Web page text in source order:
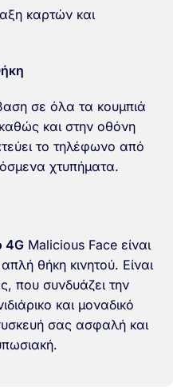
καρτών και
σε όλα τα κουμπιά
και στην οθόνη
το τηλέφωνο από
χτυπήματα.
4G Malicious Face είναι
θήκη κινητού. Είναι
που συνδυάζει την
και μοναδικό
σας ασφαλή και